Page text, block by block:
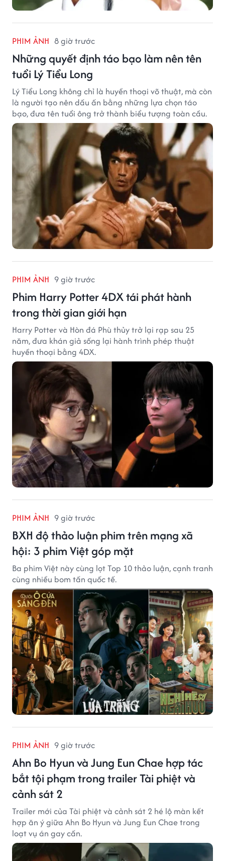
PHIM ẢNH 8 giờ trước
Những quyết định táo bạo làm nên tên
tuổi Lý Tiểu Long
Lý Tiểu Long không chỉ là huyền thoại võ thuật, mà còn
là người tạo nên dấu ấn bằng những lựa chọn táo
bạo, đưa tên tuổi ông trở thành biểu tượng toàn cầu.
PHIM ẢNH 9 giờ trước
Phim Harry Potter 4DX tái phát hành
trong thời gian giới hạn
Harry Potter và Hòn đá Phù thủy trở lại rạp sau 25
năm, đưa khán giả sống lại hành trình phép thuật
huyền thoại bằng 4DX.
PHIM ẢNH 9 giờ trước
BXH độ thảo luận phim trên mạng xã
hội: 3 phim Việt góp mặt
Ba phim Việt này cùng lọt Top 10 thảo luận, cạnh tranh
cùng nhiều bom tấn quốc tế.
PHIM ẢNH 9 giờ trước
Ahn Bo Hyun và Jung Eun Chae hợp tác
bắt tội phạm trong trailer Tài phiệt và
cảnh sát 2
Trailer mới của Tài phiệt và cảnh sát 2 hé lộ màn kết
hợp ăn ý giữa Ahn Bo Hyun và Jung Eun Chae trong
loạt vụ án gay cấn.